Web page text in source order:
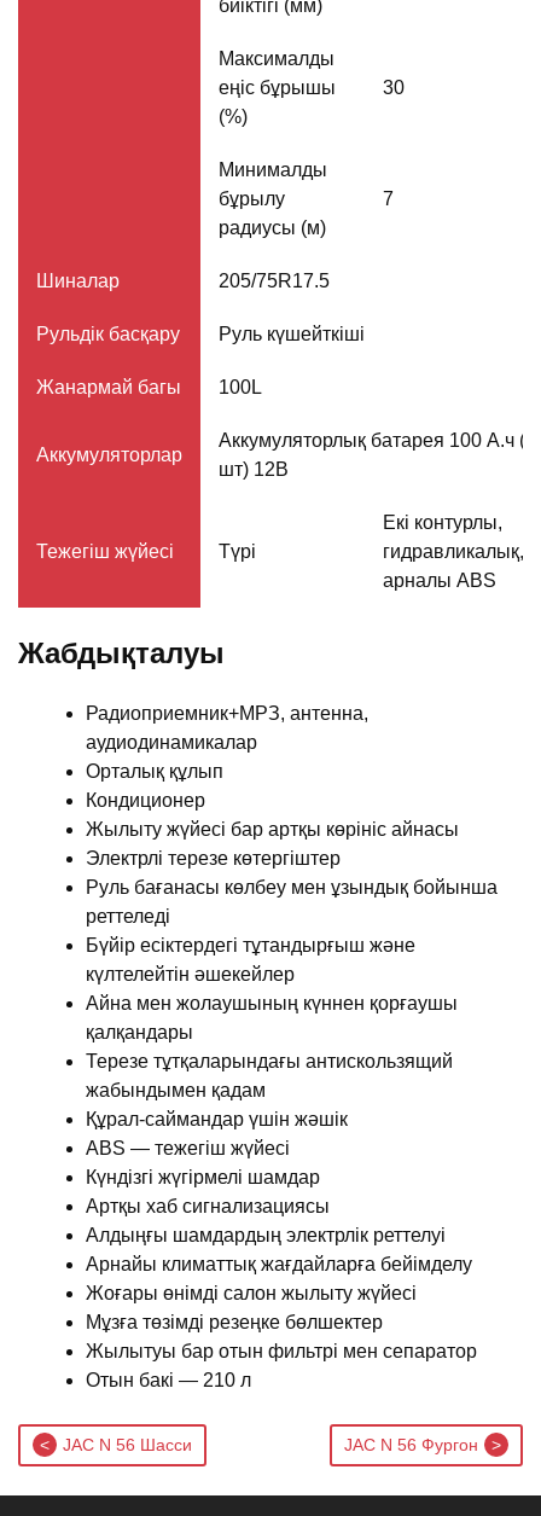
биіктігі (мм)
Максималды
еңіс бұрышы
(%)
30
Минималды
бұрылу
радиусы (м)
7
Шиналар 205/75R17.5
Рульдік басқару Руль күшейткіші
Жанармай багы 100L
Аккумуляторлар
Аккумуляторлық батарея 100 А.ч (2
шт) 12В
Тежегіш жүйесі Түрі
Екі контурлы,
гидравликалық, 4
арналы ABS
Жабдықталуы
Радиоприемник+МРЗ, антенна,
аудиодинамикалар
Орталық құлып
Кондиционер
Жылыту жүйесі бар артқы көрініс айнасы
Электрлі терезе көтергіштер
Руль бағанасы көлбеу мен ұзындық бойынша
реттеледі
Бүйір есіктердегі тұтандырғыш және
күлтелейтін әшекейлер
Айна мен жолаушының күннен қорғаушы
қалқандары
Терезе тұтқаларындағы антискользящий
жабындымен қадам
Құрал-саймандар үшін жәшік
ABS — тежегіш жүйесі
Күндізгі жүгірмелі шамдар
Артқы хаб сигнализациясы
Алдыңғы шамдардың электрлік реттелуі
Арнайы климаттық жағдайларға бейімделу
Жоғары өнімді салон жылыту жүйесі
Мұзға төзімді резеңке бөлшектер
Жылытуы бар отын фильтрі мен сепаратор
Отын бакі — 210 л
Post
navigation
JAC N 56 Шасси JAC N 56 Фургон